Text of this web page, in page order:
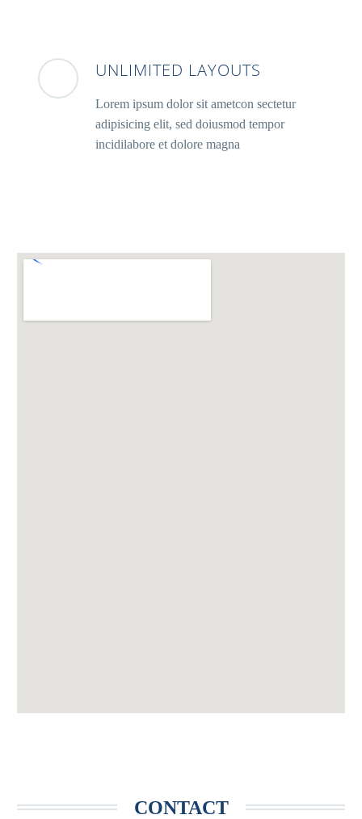
UNLIMITED LAYOUTS
Lorem ipsum dolor sit ametcon sectetur
adipisicing elit, sed doiusmod tempor
incidilabore et dolore magna
CONTACT